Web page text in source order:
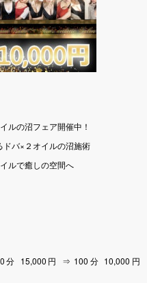
ルの沼フェア開催中！
ドバ×２オイルの沼施術
ルで癒しの空間へ
分 15,000円 ⇒ 100分 10,000円